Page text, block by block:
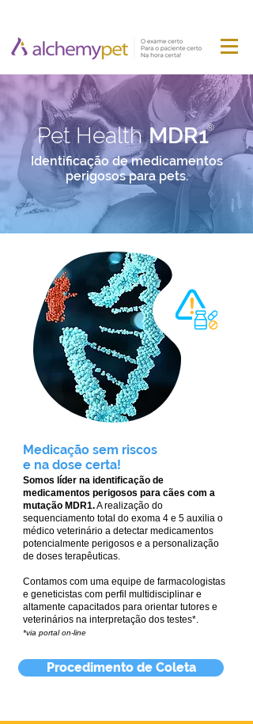
®
Pet Health MDR1
Identificação de medicamentos
perigosos para pets.
Medicação sem riscos
e na dose certa!
Somos líder na identificação de
medicamentos perigosos para cães com a
mutação MDR1.A realização do
sequenciamento total do exoma 4 e 5 auxilia o
médico veterinário a detectar medicamentos
potencialmente perigosos e a personalização
de doses terapêuticas.
Contamos com uma equipe de farmacologistas
e geneticistas com perfil multidisciplinar e
altamente capacitados para orientar tutores e
veterinários na interpretação dos testes*.
*via portal on-line
Procedimento de Coleta